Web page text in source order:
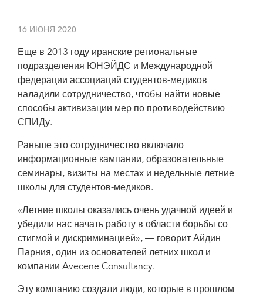
16 ИЮНЯ 2020
Еще в 2013 году иранские региональные
подразделения ЮНЭЙДС и Международной
федерации ассоциаций студентов-медиков
наладили сотрудничество, чтобы найти новые
способы активизации мер по противодействию
СПИДу.
Раньше это сотрудничество включало
информационные кампании, образовательные
семинары, визиты на местах и недельные летние
школы для студентов-медиков.
«Летние школы оказались очень удачной идеей и
убедили нас начать работу в области борьбы со
стигмой и дискриминацией», — говорит Айдин
Парния, один из основателей летних школ и
компании Avecene Consultancy.
Эту компанию создали люди, которые в прошлом